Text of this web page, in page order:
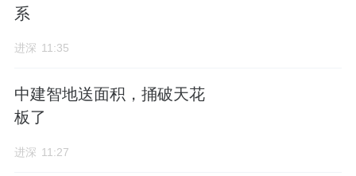
系
进深 11:35
中建智地送面积，捅破天花
板了
进深 11:27